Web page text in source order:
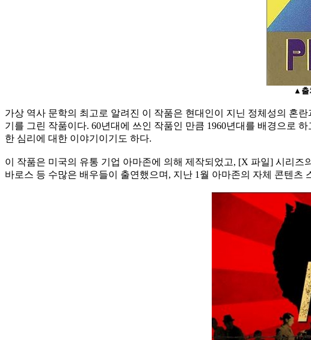
▲출
가상 역사 문학의 최고로 알려진 이 작품은 현대인이 지닌 정체성의 혼
기를 그린 작품이다. 60년대에 쓰인 작품인 만큼 1960년대를 배경으로
한 심리에 대한 이야기이기도 하다.
이 작품은 미국의 유통 기업 아마존에 의해 제작되었고, [X 파일] 시리
바로스 등 수많은 배우들이 출연했으며, 지난 1월 아마존의 자체 콘텐